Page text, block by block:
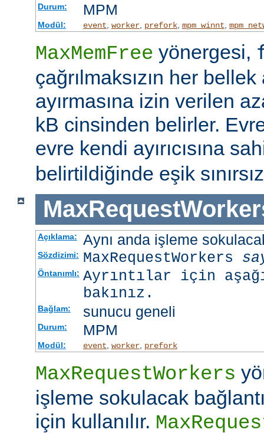
Durum: MPM
Modül: event worker, prefork, mpm_winnt
MaxMemFree yönergesi,
çağrılmaksızın her bellek
ayırmasına izin verilen
kB cinsinden belirler.
evre kendi ayırıcısına
belirtildiğinde eşik
Açıklama: Aynı anda işleme
Sözdizimi: MaxRequestWorkers
Öntanımlı: Ayrıntılar için
bakınız.
Bağlam: sunucu geneli
Durum: MPM
Modül: event worker, prefork
MaxRequestWorkers
işleme sokulacak bağlantı
için kullanılır.